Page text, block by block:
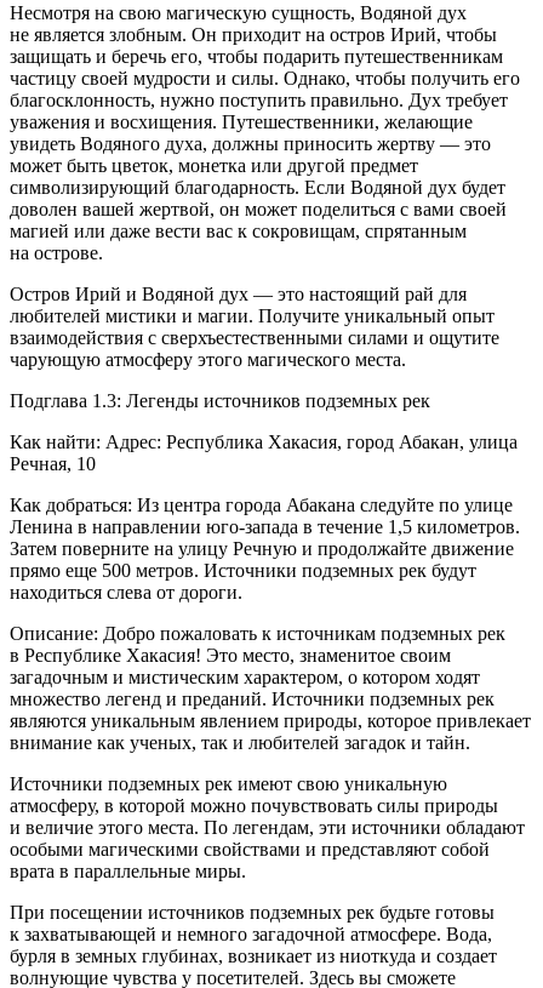
Несмотря на свою магическую сущность, Водяной дух
не является злобным. Он приходит на остров Ирий, чтобы
защищать и беречь его, чтобы подарить путешественникам
частицу своей мудрости и силы. Однако, чтобы получить его
благосклонность, нужно поступить правильно. Дух требует
уважения и восхищения. Путешественники, желающие
увидеть Водяного духа, должны приносить жертву — это
может быть цветок, монетка или другой предмет
символизирующий благодарность. Если Водяной дух будет
доволен вашей жертвой, он может поделиться с вами своей
магией или даже вести вас к сокровищам, спрятанным
на острове.
Остров Ирий и Водяной дух — это настоящий рай для
любителей мистики и магии. Получите уникальный опыт
взаимодействия с сверхъестественными силами и ощутите
чарующую атмосферу этого магического места.
Подглава 1.3: Легенды источников подземных рек
Как найти: Адрес: Республика Хакасия, город Абакан, улица
Речная, 10
Как добраться: Из центра города Абакана следуйте по улице
Ленина в направлении юго-запада в течение 1,5 километров.
Затем поверните на улицу Речную и продолжайте движение
прямо еще 500 метров. Источники подземных рек будут
находиться слева от дороги.
Описание: Добро пожаловать к источникам подземных рек
в Республике Хакасия! Это место, знаменитое своим
загадочным и мистическим характером, о котором ходят
множество легенд и преданий. Источники подземных рек
являются уникальным явлением природы, которое привлекает
внимание как ученых, так и любителей загадок и тайн.
Источники подземных рек имеют свою уникальную
атмосферу, в которой можно почувствовать силы природы
и величие этого места. По легендам, эти источники обладают
особыми магическими свойствами и представляют собой
врата в параллельные миры.
При посещении источников подземных рек будьте готовы
к захватывающей и немного загадочной атмосфере. Вода,
бурля в земных глубинах, возникает из ниоткуда и создает
волнующие чувства у посетителей. Здесь вы сможете